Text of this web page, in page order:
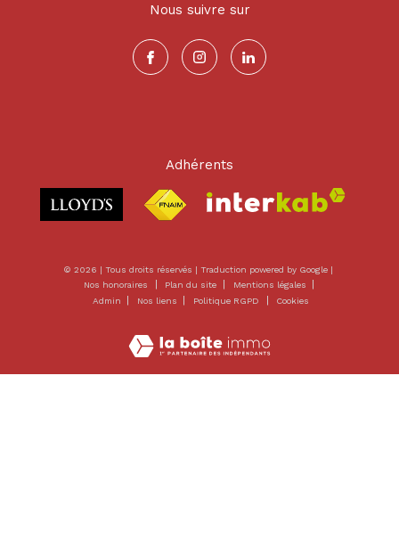
Nous suivre sur
Adhérents
© 2026 | Tous droits réservés | Traduction powered by Google |
Nos honoraires
Plan du site
Mentions légales
Admin
Nos liens Politique RGPD Cookies